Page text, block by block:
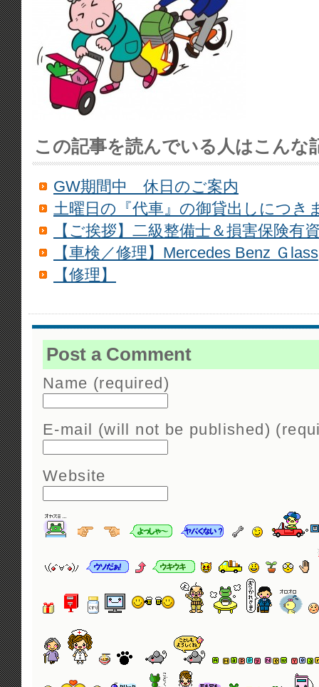
この記事を読んでいる人はこんな
GW期間中 休日のご案内
土曜日の『代車』の御貸出しにつき
【ご挨拶】二級整備士＆損害保険
【車検／修理】Mercedes Benz Ｇlass
【修理】
Post a Comment
Name (required)
E-mail (will not be published)
Website